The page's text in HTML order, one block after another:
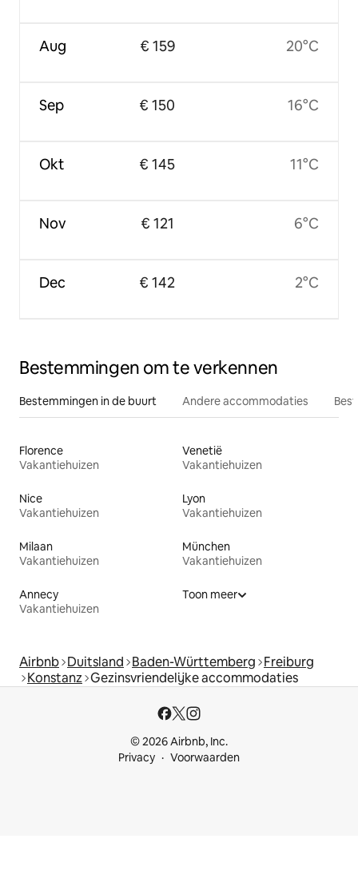
Aug
Sep
Okt
Nov
Dec
€ 159
€ 150
€ 145
€ 121
€ 142
20°C
16°C
11°C
6°C
2°C
Bestemmingen om te verkennen
Bestemmingen in de buurt Andere accommodaties
Florence
Vakantiehuizen
Venetië
Vakantiehuizen
Nice
Vakantiehuizen
Lyon
Vakantiehuizen
Milaan
Vakantiehuizen
München
Vakantiehuizen
Annecy
Vakantiehuizen
Toon meer
Airbnb Duitsland Baden-Württemberg Freiburg
Konstanz Gezinsvriendelijke accommodaties
© 2026 Airbnb, Inc.
Privacy
Voorwaarden